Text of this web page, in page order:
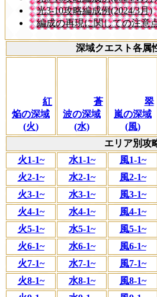
光3-10攻略編成例(2024/3月)
編成の再現に関しての注意
深域クエスト各属
紅
焔の深域
(火)
蒼
波の深域
(水)
翠
嵐の深域
(風)
エリア別攻
火1-1~
水1-1~ 風1-1~
火2-1~
水2-1~ 風2-1~
火3-1~
水3-1~ 風3-1~
火4-1~
水4-1~ 風4-1~
火5-1~
水5-1~ 風5-1~
火6-1~
水6-1~ 風6-1~
火7-1~
水7-1~ 風7-1~
火8-1~
水8-1~ 風8-1~